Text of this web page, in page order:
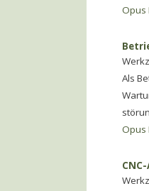
Opus
Als
Opus